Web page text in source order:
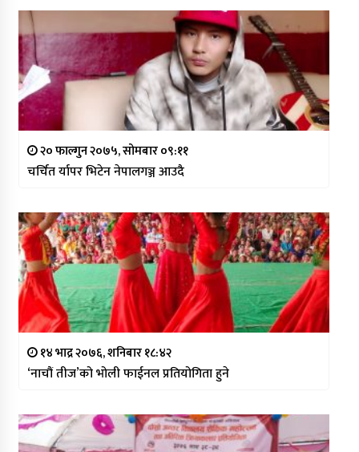
२० फाल्गुन २०७५, सोमबार ०९:११
चर्चित र्यापर भिटेन नेपालगञ्ज आउदै
१४ भाद्र २०७६, शनिबार १८:४२
‘नाचौं तीज’को भोली फाईनल प्रतियोगिता हुने